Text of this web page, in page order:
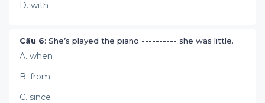
D. with
Câu 6: She’s played the piano ---------- she was little.
A. when
B. from
C. since